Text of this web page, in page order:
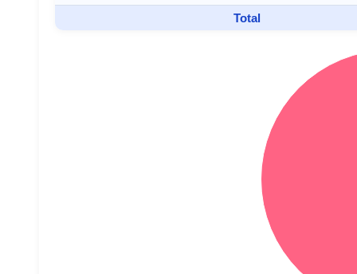
Total